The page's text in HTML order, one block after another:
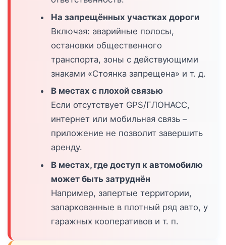
На запрещённых участках дороги
Включая: аварийные полосы,
остановки общественного
транспорта, зоны с действующими
знаками «Стоянка запрещена» и т. д.
В местах с плохой связью
Если отсутствует GPS/ГЛОНАСС,
интернет или мобильная связь –
приложение не позволит завершить
аренду.
В местах, где доступ к автомобилю
может быть затруднён
Например, запертые территории,
запаркованные в плотный ряд авто, у
гаражных кооперативов и т. п.